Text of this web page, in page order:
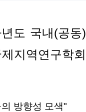
도 국내(공동)
역연구학회
방향성 모색"